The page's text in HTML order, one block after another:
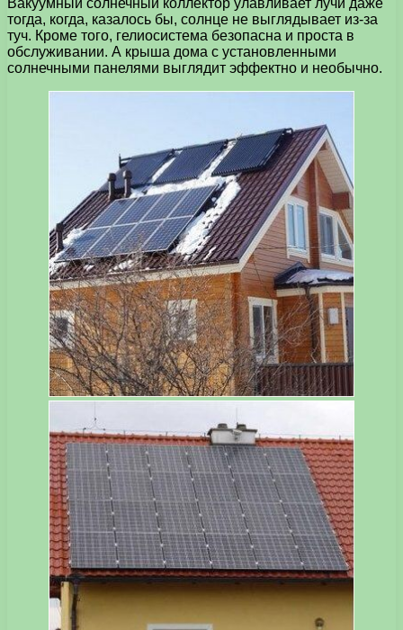
Вакуумный солнечный коллектор улавливает лучи даже
тогда, когда, казалось бы, солнце не выглядывает из-за
туч. Кроме того, гелиосистема безопасна и проста в
обслуживании. А крыша дома с установленными
солнечными панелями выглядит эффектно и необычно.